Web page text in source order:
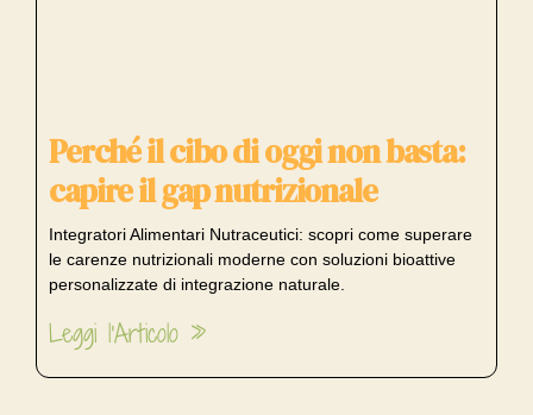
Perché il cibo di oggi non basta:
capire il gap nutrizionale
Integratori Alimentari Nutraceutici: scopri come superare
le carenze nutrizionali moderne con soluzioni bioattive
personalizzate di integrazione naturale.
Leggi l'Articolo »